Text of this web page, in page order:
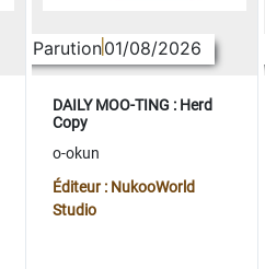
Parution01/08/2026
DAILY MOO-TING : Herd
Copy
o-okun
Éditeur : NukooWorld
Studio